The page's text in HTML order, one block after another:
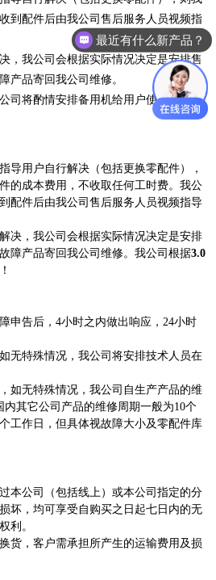
到配件后由我公司售后服务人员视频指
，我公司会根据实际情况决定是安排售
产品寄回我公司维修。
司将酌情安排备用机给用户使用。
导用户自行解决（包括更换零配件），
的成本费用，不收取任何工时费。我公
配件后由我公司售后服务人员视频指导
决，我公司会根据实际情况决定是安排
障产品寄回我公司维修。我公司根据3.0
申告后，4小时之内做出响应，24小时
无特殊情况，我公司将安排技术人员在
如无特殊情况，我公司自生产产品的维
其它公司产品的维修周期一般为10个
工作日，但具体视故障大小及零配件库
本公司（包括线上）或本公司指定的分
坏，均可享受自购买之日起七日内的无
利。
货，客户需承担所产生的运输费用及损
最近有什么新产品？